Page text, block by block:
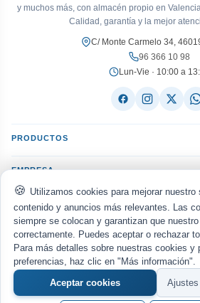
Utilizamos cookies para mejorar
contenido y anuncios más relevantes. Las
siempre se colocan y garantizan que
correctamente. Puedes aceptar o rechazar
Para más detalles sobre nuestras cookies y
preferencias, haz clic en "Más información".
Aceptar cookies
Ajustes
y muchos más, con almacén propio en
Calidad, garantía y la mejor
C/ Monte Carmelo 34,
96 366 10 98
Lun-Vie · 10:00 a
PRODUCTOS
EMPRESA
AYUDA
ACEPTAMOS: VISA Mastercard PayPal
ENVIAMOS CON:
MRW Nacex
Política de privacidad ·Aviso legal